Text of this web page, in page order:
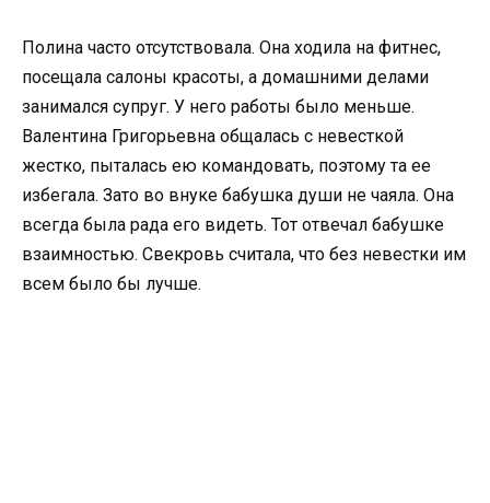
Полина часто отсутствовала. Она ходила на фитнес,
посещала салоны красоты, а домашними делами
занимался супруг. У него работы было меньше.
Валентина Григорьевна общалась с невесткой
жестко, пыталась ею командовать, поэтому та ее
избегала. Зато во внуке бабушка души не чаяла. Она
всегда была рада его видеть. Тот отвечал бабушке
взаимностью. Свекровь считала, что без невестки им
всем было бы лучше.